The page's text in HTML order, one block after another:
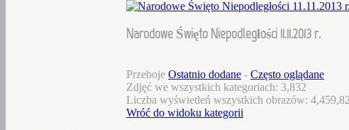
Narodowe Święto Niepodległości 11.11.2013 r.
Przeboje Ostatnio dodane - Często oglądane
Zdjęć we wszystkich kategoriach: 3,832
Liczba wyświetleń wszystkich obrazów:
Wróć do widoku kategorii